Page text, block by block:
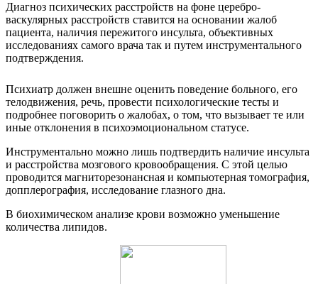
Диагноз психических расстройств на фоне церебро-
васкулярных расстройств ставится на основании жалоб
пациента, наличия пережитого инсульта, объективных
исследованиях самого врача так и путем инструментального
подтверждения.
Психиатр должен внешне оценить поведение больного, его
телодвижения, речь, провести психологические тесты и
подробнее поговорить о жалобах, о том, что вызывает те или
иные отклонения в психоэмоциональном статусе.
Инструментально можно лишь подтвердить наличие инсульта
и расстройства мозгового кровообращения. С этой целью
проводится магниторезонансная и компьютерная томография,
допплерография, исследование глазного дна.
В биохимическом анализе крови возможно уменьшение
количества липидов.